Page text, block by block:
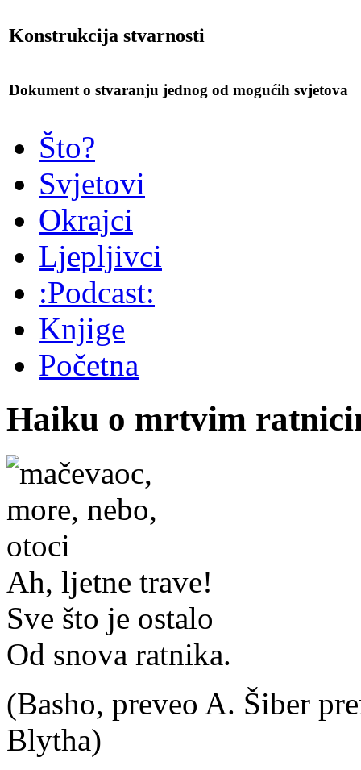
Konstrukcija stvarnosti
Dokument o stvaranju jednog od mogućih svjetova
Što?
Svjetovi
Okrajci
Ljepljivci
:Podcast:
Knjige
Početna
Haiku o mrtvim
Ah, ljetne trave!
Sve što je ostalo
Od snova ratnika.
(Basho, preveo A. Šiber
Blytha)